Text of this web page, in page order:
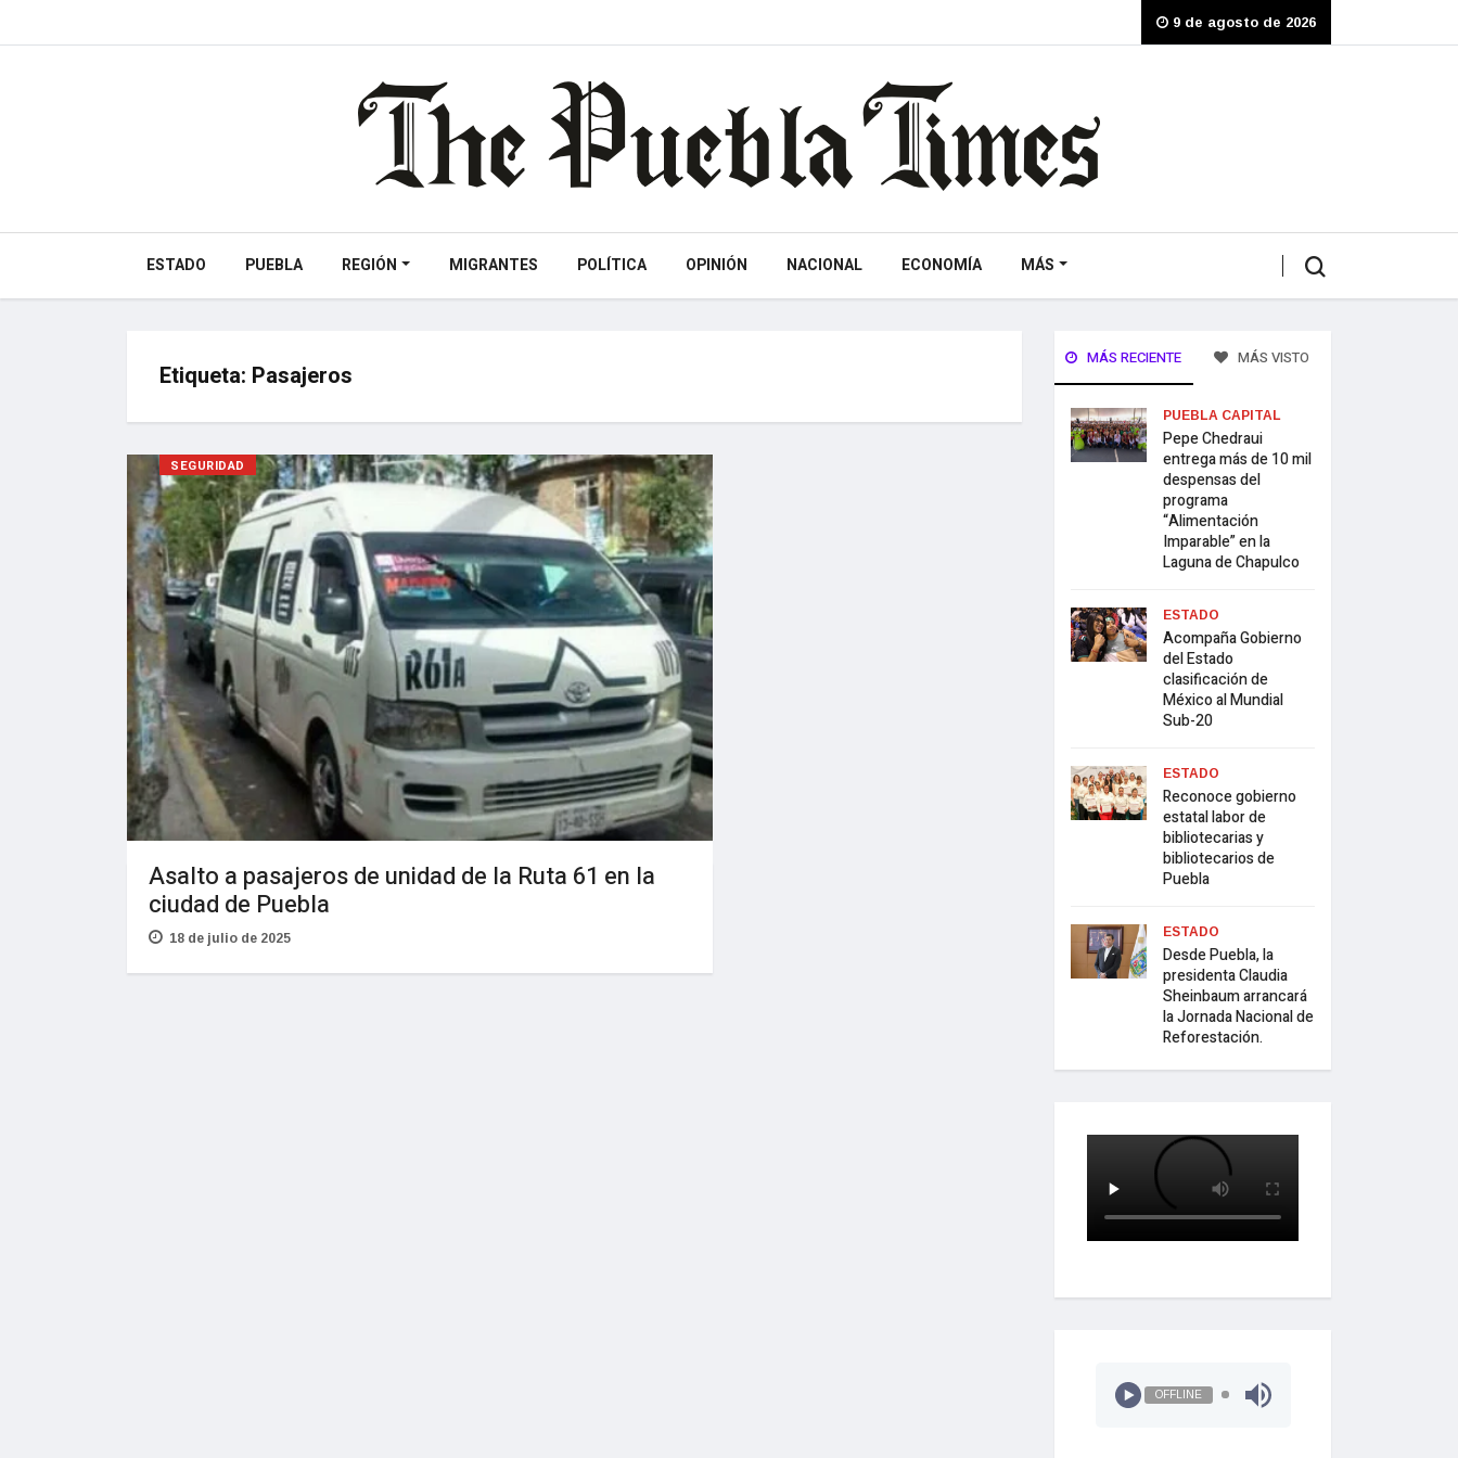
9 de agosto de 2026
ESTADO PUEBLA REGIÓN MIGRANTES POLÍTICA OPINIÓN NACIONAL ECONOMÍA MÁS
Etiqueta: Pasajeros
SEGURIDAD
Asalto a pasajeros de unidad de la Ruta 61 en la
ciudad de Puebla
18 de julio de 2025
MÁS RECIENTE MÁS VISTO
PUEBLA CAPITAL
Pepe Chedraui
entrega más de 10 mil
despensas del
programa
“Alimentación
Imparable” en la
Laguna de Chapulco
ESTADO
Acompaña Gobierno
del Estado
clasificación de
México al Mundial
Sub-20
ESTADO
Reconoce gobierno
estatal labor de
bibliotecarias y
bibliotecarios de
Puebla
ESTADO
Desde Puebla, la
presidenta Claudia
Sheinbaum arrancará
la Jornada Nacional de
Reforestación.
OFFLINE